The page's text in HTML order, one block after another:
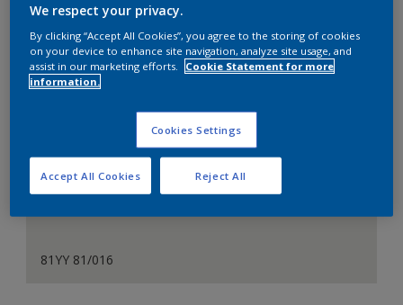
與之協調的色彩組合
81YY 81/016
We respect your privacy.
By clicking “Accept All Cookies”, you agree to the storing of cookies
on your device to enhance site navigation, analyze site usage, and
assist in our marketing efforts.
Cookie Statement for more
information.
Cookies Settings
Reject All
Accept All Cookies